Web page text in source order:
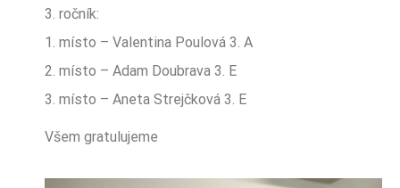
3. ročník:
1. místo – Valentina Poulová 3. A
2. místo – Adam Doubrava 3. E
3. místo – Aneta Strejčková 3. E
Všem gratulujeme